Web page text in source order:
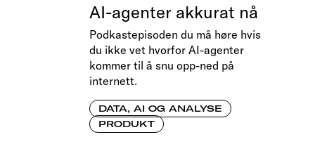
AI-agenter akkurat nå
Podkastepisoden du må høre hvis
du ikke vet hvorfor AI-agenter
kommer til å snu opp-ned på
internett.
DATA, AI OG ANALYSE
PRODUKT